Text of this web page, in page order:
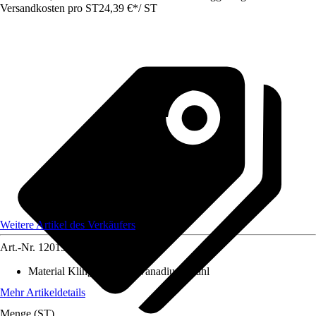
Versandkosten pro ST24,39 €*/ ST
Weitere Artikel des Verkäufers
Art.-Nr. 12015774
Material Klinge
Chrom-Vanadium-Stahl
Mehr Artikeldetails
Menge (ST)